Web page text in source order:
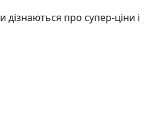
дізнаються про супер-ціни і